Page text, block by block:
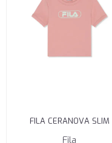
FILA CERANOVA SLIM
CROPPED T-SKJORTE PINK
Fila